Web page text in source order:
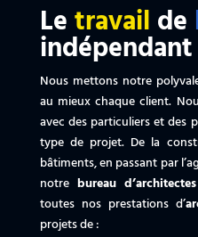
Letravail de
indépendant
Nous mettons notre
au mieux chaque client.
avec des particuliers et des
type de projet. De la
bâtiments, en passant par
notrebureau d’architectes
toutes nos prestations d’
projets de :